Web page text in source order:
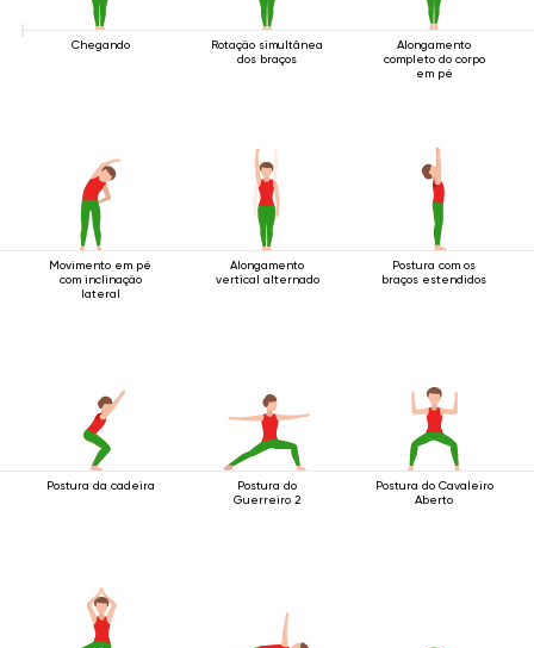
Chegando
Rotação simultânea
dos braços
Alongamento
completo do corpo
em pé
Movimento em pé
com inclinação
lateral
Alongamento
vertical alternado
Postura com os
braços estendidos
Postura da cadeira
Postura do
Guerreiro 2
Postura do Cavaleiro
Aberto